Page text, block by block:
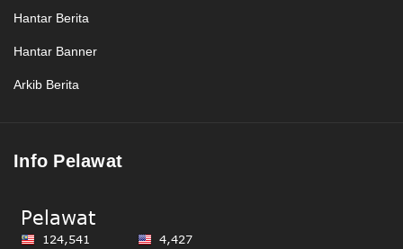
Hantar Berita
Hantar Banner
Arkib Berita
Info Pelawat